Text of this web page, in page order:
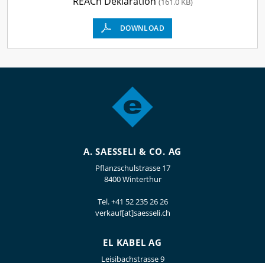
DOWNLOAD
A. SAESSELI & CO. AG
Pflanzschulstrasse 17
8400 Winterthur
Tel.+41 52 235 26 26
verkauf[at]saesseli.ch
EL KABEL AG
Leisibachstrasse 9